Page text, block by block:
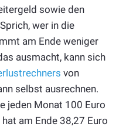
sowie den
wer in die
am Ende weniger
ausmacht, kann sich
von
selbst ausrechnen.
jeden Monat 100 Euro
am Ende 38,27 Euro